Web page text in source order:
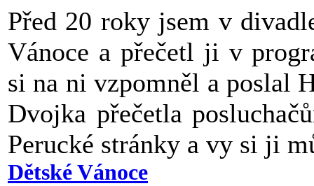
Před 20 roky jsem v
Vánoce a přečetl ji v
si na ni vzpomněl a poslal
Dvojka přečetla
Perucké stránky a vy si ji
Dětské Vánoce